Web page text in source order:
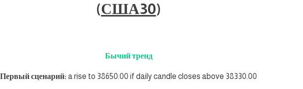
(США30)
Бычий тренд
Первый сценарий: a rise to 38650.00 if daily candle closes above 38330.00